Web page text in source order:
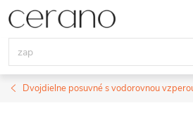
Prejsť
na
obsah
Dvojdielne posuvné s vodorovnou